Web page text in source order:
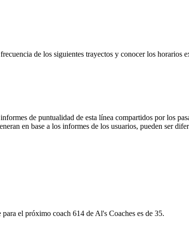
de los siguientes trayectos y conocer los horarios
de puntualidad de esta línea compartidos por los
en base a los informes de los usuarios, pueden ser
el próximo coach 614 de Al's Coaches es de 35.